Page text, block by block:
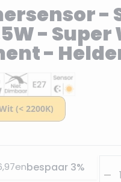
-
-
-
enbespaar 3%